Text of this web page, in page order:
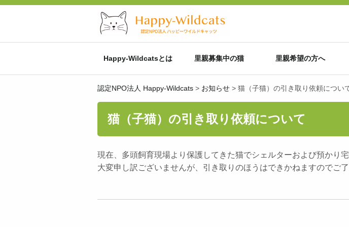
Happy-Wildcatsとは 里親募集中の猫 里親希望の方へ
認定NPO法人 Happy-Wildcats > お知らせ > 猫（子猫）の引き取り依頼につい
猫（子猫）の引き取り依頼について
現在、多頭飼育現場より保護してきた猫でシェルターおよび預かり宅
大変申し訳ございませんが、引き取りのほうはできかねますのでご了